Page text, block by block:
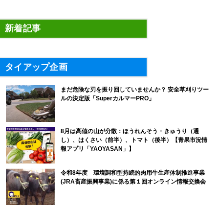
新着記事
タイアップ企画
まだ危険な刃を振り回していませんか？ 安全草刈りツー
ルの決定版「SuperカルマーPRO」
8月は高値の山が分散：ほうれんそう・きゅうり（通
し）、はくさい（前半）、トマト（後半）【青果市況情
報アプリ「YAOYASAN」】
令和8年度 環境調和型持続的肉用牛生産体制推進事業
(JRA畜産振興事業)に係る第１回オンライン情報交換会